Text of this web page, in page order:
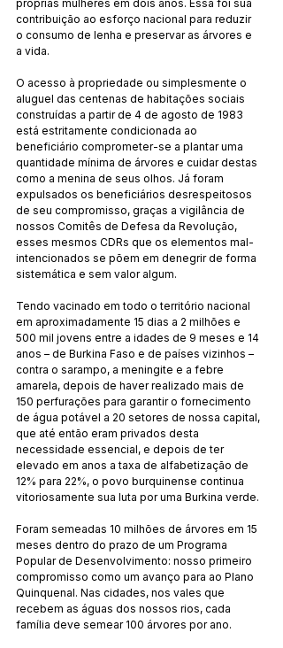
próprias mulheres em dois anos. Essa foi sua
contribuição ao esforço nacional para reduzir
o consumo de lenha e preservar as árvores e
a vida.
O acesso à propriedade ou simplesmente o
aluguel das centenas de habitações sociais
construídas a partir de 4 de agosto de 1983
está estritamente condicionada ao
beneficiário comprometer-se a plantar uma
quantidade mínima de árvores e cuidar destas
como a menina de seus olhos. Já foram
expulsados os beneficiários desrespeitosos
de seu compromisso, graças a vigilância de
nossos Comitês de Defesa da Revolução,
esses mesmos CDRs que os elementos mal-
intencionados se põem em denegrir de forma
sistemática e sem valor algum.
Tendo vacinado em todo o território nacional
em aproximadamente 15 dias a 2 milhões e
500 mil jovens entre a idades de 9 meses e 14
anos – de Burkina Faso e de países vizinhos –
contra o sarampo, a meningite e a febre
amarela, depois de haver realizado mais de
150 perfurações para garantir o fornecimento
de água potável a 20 setores de nossa capital,
que até então eram privados desta
necessidade essencial, e depois de ter
elevado em anos a taxa de alfabetização de
12% para 22%, o povo burquinense continua
vitoriosamente sua luta por uma Burkina verde.
Foram semeadas 10 milhões de árvores em 15
meses dentro do prazo de um Programa
Popular de Desenvolvimento: nosso primeiro
compromisso como um avanço para ao Plano
Quinquenal. Nas cidades, nos vales que
recebem as águas dos nossos rios, cada
família deve semear 100 árvores por ano.